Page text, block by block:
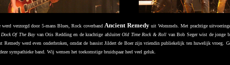
werd verzorgd door 5-mans Blues, Rock coverband Ancient Remedyuit Wommels. Met prachtige
Of The Bayvan Otis Redding en de krachtige afsluiterOld Time Rock & Roll van Bob Seger wist de jonge
Remedy werd even onderbroken, omdat de bassist Jildert de Boer zijn vriendin publiekelijk ten huwelijk vroeg.
sympathieke band. Wij wensen het toekomstige bruidspaar heel veel geluk.